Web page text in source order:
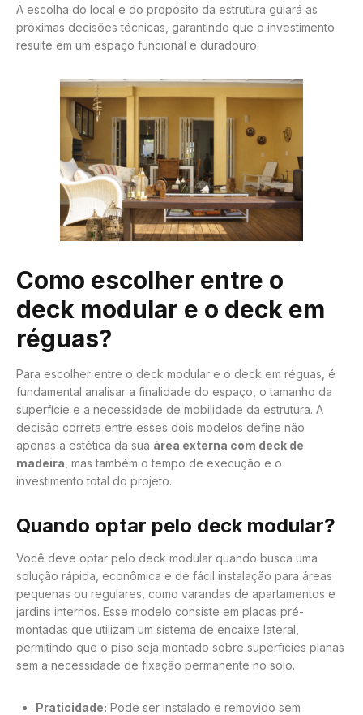
A escolha do local e do propósito da estrutura guiará as
próximas decisões técnicas, garantindo que o investimento
resulte em um espaço funcional e duradouro.
Como escolher entre o
deck modular e o deck em
réguas?
Para escolher entre o deck modular e o deck em réguas, é
fundamental analisar a finalidade do espaço, o tamanho da
superfície e a necessidade de mobilidade da estrutura. A
decisão correta entre esses dois modelos define não
apenas a estética da sua área externa com deck de
madeira , mas também o tempo de execução e o
investimento total do projeto.
Quando optar pelo deck modular?
Você deve optar pelo deck modular quando busca uma
solução rápida, econômica e de fácil instalação para áreas
pequenas ou regulares, como varandas de apartamentos e
jardins internos. Esse modelo consiste em placas pré-
montadas que utilizam um sistema de encaixe lateral,
permitindo que o piso seja montado sobre superfícies planas
sem a necessidade de fixação permanente no solo.
Praticidade: Pode ser instalado e removido sem